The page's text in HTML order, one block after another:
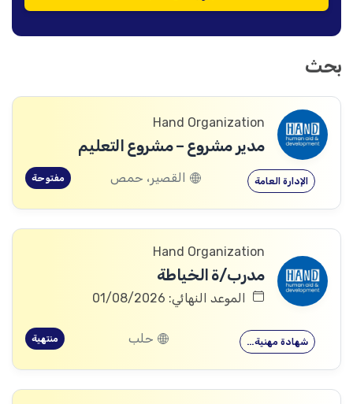
بحث
Hand Organization
مدير مشروع – مشروع التعليم
الإدارة العامة القصير، حمص مفتوحة
Hand Organization
مدرب/ة الخياطة
الموعد النهائي: 01/08/2026
شهادة مهنية… حلب منتهية